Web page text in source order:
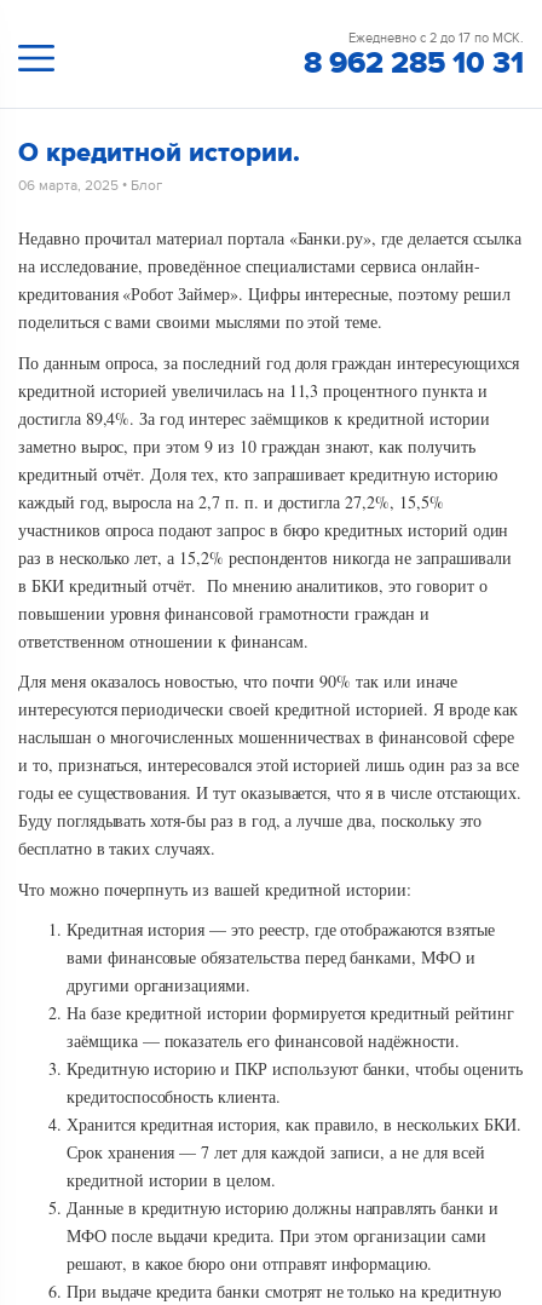
Ежедневно с 2 до 17 по МСК.
8 962 285 10 31
О кредитной истории.
06 марта, 2025 • Блог
Недавно прочитал материал портала «Банки.ру», где делается ссылка
на исследование, проведённое специалистами сервиса онлайн-
кредитования «Робот Займер». Цифры интересные, поэтому решил
поделиться с вами своими мыслями по этой теме.
По данным опроса, за последний год доля граждан интересующихся
кредитной историей увеличилась на 11,3 процентного пункта и
достигла 89,4%. За год интерес заёмщиков к кредитной истории
заметно вырос, при этом 9 из 10 граждан знают, как получить
кредитный отчёт. Доля тех, кто запрашивает кредитную историю
каждый год, выросла на 2,7 п. п. и достигла 27,2%, 15,5%
участников опроса подают запрос в бюро кредитных историй один
раз в несколько лет, а 15,2% респондентов никогда не запрашивали
в БКИ кредитный отчёт. По мнению аналитиков, это говорит о
повышении уровня финансовой грамотности граждан и
ответственном отношении к финансам.
Для меня оказалось новостью, что почти 90% так или иначе
интересуются периодически своей кредитной историей. Я вроде как
наслышан о многочисленных мошенничествах в финансовой сфере
и то, признаться, интересовался этой историей лишь один раз за все
годы ее существования. И тут оказывается, что я в числе отстающих.
Буду поглядывать хотя-бы раз в год, а лучше два, поскольку это
бесплатно в таких случаях.
Что можно почерпнуть из вашей кредитной истории:
Кредитная история — это реестр, где отображаются взятые
вами финансовые обязательства перед банками, МФО и
другими организациями.
На базе кредитной истории формируется кредитный рейтинг
заёмщика — показатель его финансовой надёжности.
Кредитную историю и ПКР используют банки, чтобы оценить
кредитоспособность клиента.
Хранится кредитная история, как правило, в нескольких БКИ.
Срок хранения — 7 лет для каждой записи, а не для всей
кредитной истории в целом.
Данные в кредитную историю должны направлять банки и
МФО после выдачи кредита. При этом организации сами
решают, в какое бюро они отправят информацию.
При выдаче кредита банки смотрят не только на кредитную